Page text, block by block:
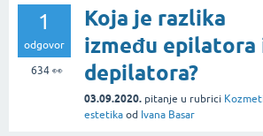
1
odgovor
634👀
Koja je razlika
između epilatora
depilatora?
03.09.2020. pitanje u rubrici
estetika od Ivana Basar